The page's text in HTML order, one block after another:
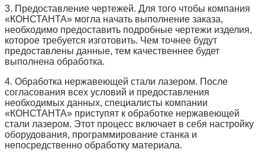
3. Предоставление чертежей. Для того чтобы компания
«КОНСТАНТА» могла начать выполнение заказа,
необходимо предоставить подробные чертежи изделия,
которое требуется изготовить. Чем точнее будут
предоставлены данные, тем качественнее будет
выполнена обработка.
4. Обработка нержавеющей стали лазером. После
согласования всех условий и предоставления
необходимых данных, специалисты компании
«КОНСТАНТА» приступят к обработке нержавеющей
стали лазером. Этот процесс включает в себя настройку
оборудования, программирование станка и
непосредственно обработку материала.